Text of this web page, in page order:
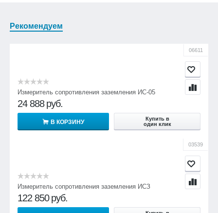
Рекомендуем
06611
Измеритель сопротивления заземления ИС-05
24 888 руб.
В КОРЗИНУ
Купить в
один клик
03539
Измеритель сопротивления заземления ИСЗ
122 850 руб.